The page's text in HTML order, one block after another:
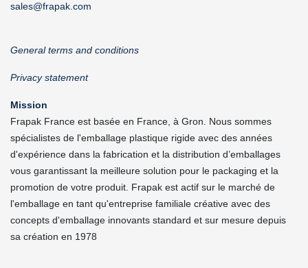
sales@frapak.com
General terms and conditions
Privacy statement
Mission
Frapak France est basée en France, à Gron. Nous sommes
spécialistes de l'emballage plastique rigide avec des années
d'expérience dans la fabrication et la distribution d’emballages
vous garantissant la meilleure solution pour le packaging et la
promotion de votre produit. Frapak est actif sur le marché de
l'emballage en tant qu'entreprise familiale créative avec des
concepts d'emballage innovants standard et sur mesure depuis
sa création en 1978